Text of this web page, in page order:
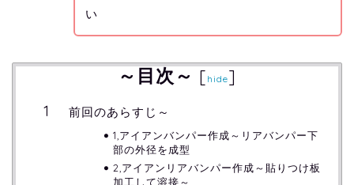
い
～目次～ [ hide]
前回のあらすじ～
1,アイアンバンパー作成～リアバンパー下
部の外径を成型
2,アイアンリアバンパー作成～貼りつけ板
加工して溶接～